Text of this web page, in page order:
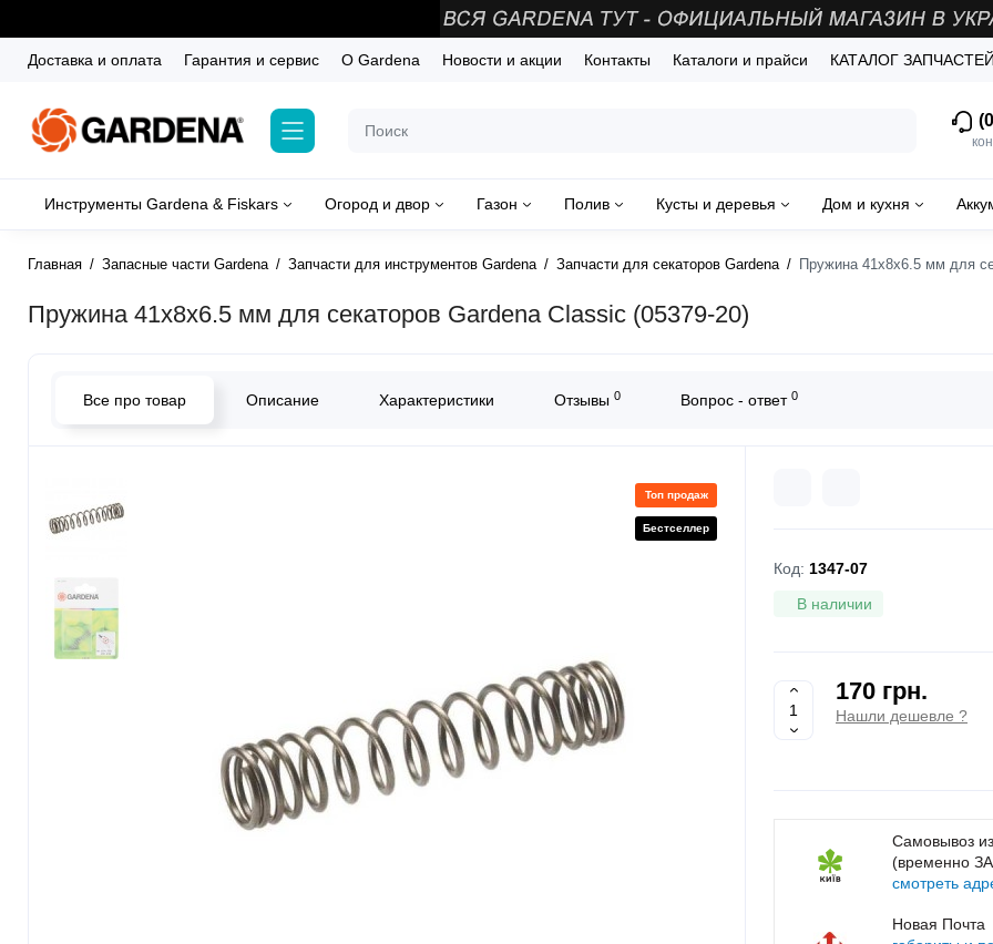
Доставка и оплата Гарантия и сервис О Gardena Новости и акции Контакты Каталоги и прайси КАТАЛОГ ЗАПЧАСТЕЙ
Инструменты Gardena & Fiskars Огород и двор Газон Полив Кусты и деревья Дом и кухня
Главная Запасные части Gardena Запчасти для инструментов Gardena Запчасти для секаторов Gardena Пружина 41х8х6.5 мм для
Пружина 41х8х6.5 мм для секаторов Gardena Classic (05379-20)
Все про товар Описание Характеристики Отзывы 0 Вопрос - ответ 0
Топ продаж
Бестселлер
Код: 1347-07
В наличии
170 грн.
Нашли дешевле ?
Самовывоз
(временно
смотреть
Новая Почта